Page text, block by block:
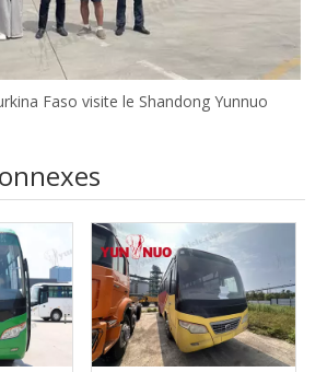
Faso visite le Shandong Yunnuo